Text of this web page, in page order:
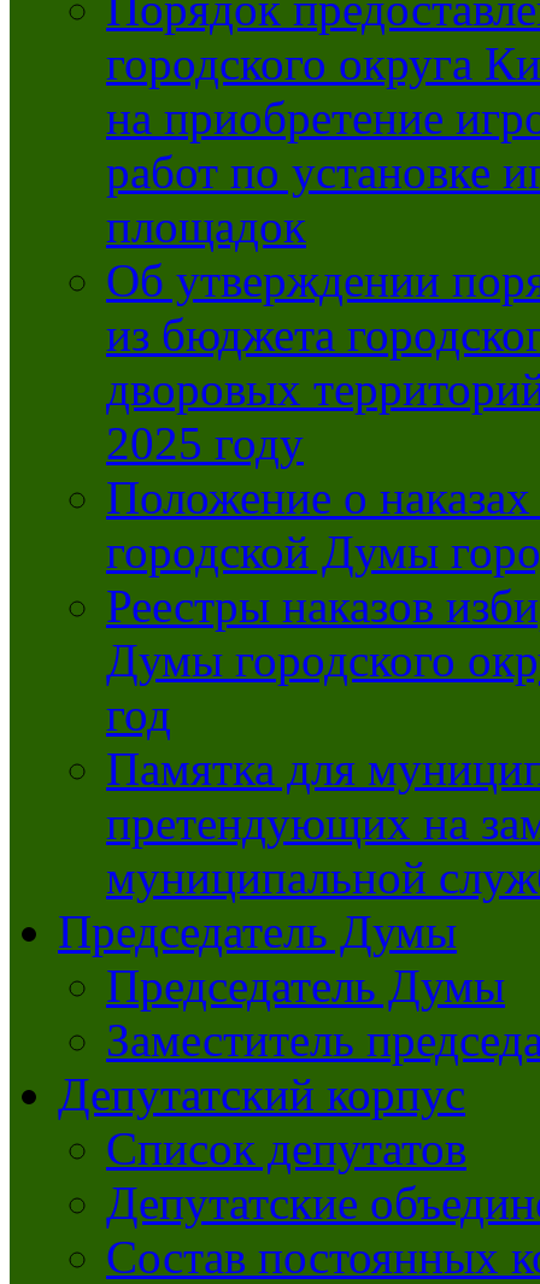
городского округа
на приобретение
работ по установке
площадок
Об утверждении
из бюджета
дворовых
2025 году
Положение о
городской Думы
Реестры наказов
Думы городского
год
Памятка для
претендующих на
муниципальной
Председатель Думы
Председатель Думы
Заместитель
Депутатский корпус
Список депутатов
Депутатские
Состав постоянных